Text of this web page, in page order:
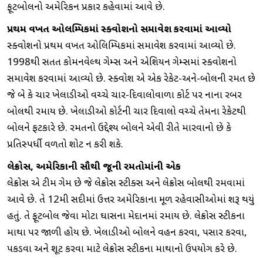
ફૂટબોલનો અમેરિકન પ્રકાર કહેવામાં આવે છે.
પ્રથમ વખત ઓલિમ્પિકમાં સ્ક્વોશનો સમાવેશ કરવામાં આવ્યો
સ્ક્વોશનો પ્રથમ વખત ઓલિમ્પિકમાં સમાવેશ કરવામાં આવ્યો છે.
1998થી સતત કોમનવેલ્થ ગેમ્સ અને એશિયન ગેમ્સમાં સ્ક્વોશનો
સમાવેશ કરવામાં આવ્યો છે. સ્ક્વોશ એ એક રેકેટ-અને-બોલની રમત છે
જે બે કે ચાર ખેલાડીઓ વચ્ચે ચાર-દિવાલોવાળા કોર્ટ પર નાના રબર
બોલથી રમાય છે. ખેલાડીઓ કોર્ટની ચાર દિવાલો વચ્ચે તેમના રેકેટથી
બોલને ફટકારે છે. રમતનો ઉદ્દેશ્ય બોલને એવી રીતે મારવાનો છે કે
પ્રતિસ્પર્ધી વળતો શોટ ન કરી શકે.
લેક્રોસ, અમેરિકાની સૌથી જૂની રમતોમાંની એક
લેક્રોસ એ ટીમ ગેમ છે જે લેક્રોસ સ્ટીક્સ અને લેક્રોસ બોલથી રમવામાં
આવે છે. તે 12મી સદીમાં ઉત્તર અમેરિકાના મૂળ રહેવાસીઓમાં શરૂ થયું
હતું. તે ફૂટબોલ જેવા મોટા ઘાસના મેદાનમાં રમાય છે. લેક્રોસ સ્ટીકના
માથા પર જાળી હોય છે. ખેલાડીઓ બોલને વહન કરવા, પસાર કરવા,
પકડવા અને શૂટ કરવા માટે લેક્રોસ સ્ટીકના માથાનો ઉપયોગ કરે છે.